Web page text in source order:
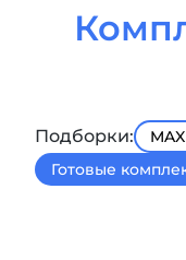
Подборки:
Готовые